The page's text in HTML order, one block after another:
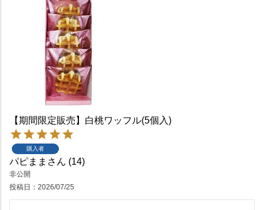
【期間限定販売】白桃ワッフル(5個入)
購入者
パピまま 14
非公開
投稿日
2026/07/25